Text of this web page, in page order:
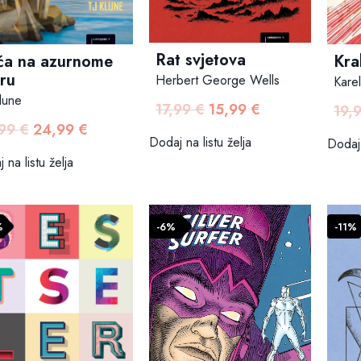
na azurnome
€ Izvorna
bila
27,99 €.
24,99 €Trenutna
na listu želja
Rat svjetova
Herbert George Wells
17,99€ Izvorna
bila
15,99 €Trenutna
Dodaj na listu želja
-6% -11%